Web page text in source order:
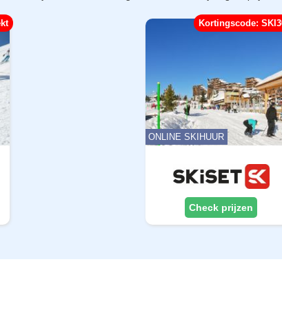
ONLINE SKIHUUR
Kortingscode:
Check prijzen